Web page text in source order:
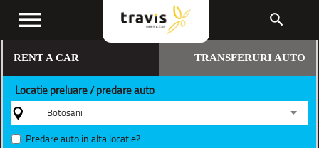
menu search
RENT A CAR TRANSFERURI AUTO
Locatie preluare / predare auto
Botosani
Predare auto in alta locatie?